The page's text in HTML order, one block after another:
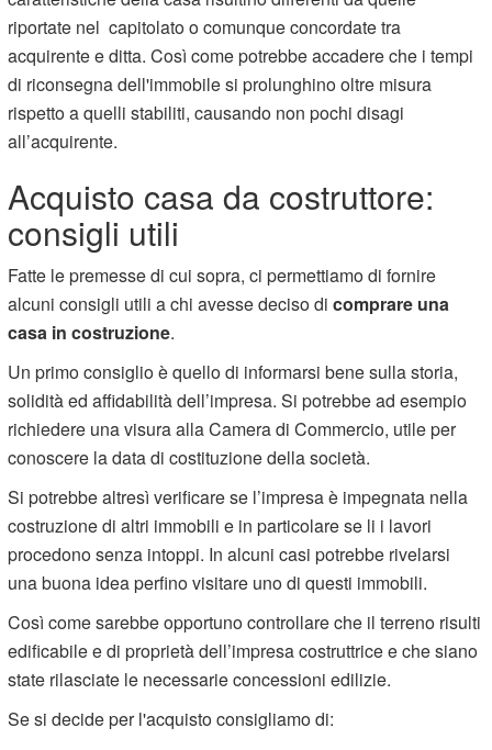
riportate nel capitolato o comunque concordate tra
acquirente e ditta. Così come potrebbe accadere che i tempi
di riconsegna dell'immobile si prolunghino oltre misura
rispetto a quelli stabiliti, causando non pochi disagi
all’acquirente.
Acquisto casa da costruttore:
consigli utili
Fatte le premesse di cui sopra, ci permettiamo di fornire
alcuni consigli utili a chi avesse deciso dicomprare una
casa in costruzione.
Un primo consiglio è quello di informarsi bene sulla storia,
solidità ed affidabilità dell’impresa. Si potrebbe ad esempio
richiedere una visura alla Camera di Commercio, utile per
conoscere la data di costituzione della società.
Si potrebbe altresì verificare se l’impresa è impegnata nella
costruzione di altri immobili e in particolare se li i lavori
procedono senza intoppi. In alcuni casi potrebbe rivelarsi
una buona idea perfino visitare uno di questi immobili.
Così come sarebbe opportuno controllare che il terreno risulti
edificabile e di proprietà dell’impresa costruttrice e che siano
state rilasciate le necessarie concessioni edilizie.
Se si decide per l'acquisto consigliamo di: